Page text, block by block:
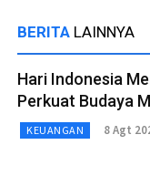
BERITA LAINNYA
Hari Indonesia
Perkuat Budaya
KEUANGAN 8 Agt